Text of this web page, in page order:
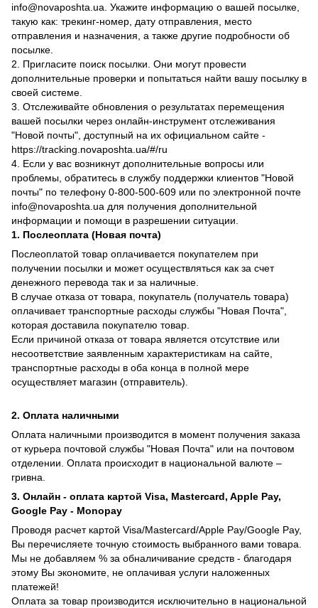
info@novaposhta.ua. Укажите информацию о вашей посылке,
такую как: трекинг-номер, дату отправления, место
отправления и назначения, а также другие подробности об
посылке.
2. Пригласите поиск посылки. Они могут провести
дополнительные проверки и попытаться найти вашу посылку в
своей системе.
3. Отслеживайте обновления о результатах перемещения
вашей посылки через онлайн-инструмент отслеживания
"Новой почты", доступный на их официальном сайте -
https://tracking.novaposhta.ua/#/ru
4. Если у вас возникнут дополнительные вопросы или
проблемы, обратитесь в службу поддержки клиентов "Новой
почты" по телефону 0-800-500-609 или по электронной почте
info@novaposhta.ua для получения дополнительной
информации и помощи в разрешении ситуации.
1. Послеоплата (Новая почта)
Послеоплатой товар оплачивается покупателем при
получении посылки и может осуществляться как за счет
денежного перевода так и за наличные.
В случае отказа от товара, покупатель (получатель товара)
оплачивает транспортные расходы службы "Новая Почта",
которая доставила покупателю товар.
Если причиной отказа от товара является отсутствие или
несоответствие заявленным характеристикам на сайте,
транспортные расходы в оба конца в полной мере
осуществляет магазин (отправитель).
2. Оплата наличными
Оплата наличными производится в момент получения заказа
от курьера почтовой службы "Новая Почта" или на почтовом
отделении. Оплата происходит в национальной валюте –
гривна.
3. Онлайн - оплата картой Visa, Mastercard, Apple Pay,
Google Pay - Monopay
Проводя расчет картой Visa/Mastercard/Apple Pay/Google Pay,
Вы перечисляете точную стоимость выбранного вами товара.
Мы не добавляем % за обналичивание средств - благодаря
этому Вы экономите, не оплачивая услуги наложенных
платежей!
Оплата за товар производится исключительно в национальной